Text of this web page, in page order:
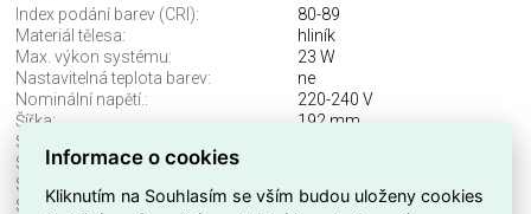
Index podání barev (CRI):
80-89
Materiál tělesa:
hliník
Max. výkon systému:
23 W
Nastavitelná teplota barev:
ne
Nominální napětí.:
220-240 V
Šířka:
192 mm
Stmívatelné:
Stupeň krytí (IP), přední:
Světelný tok:
700 lm
Světelný zdroj:
LED neměnitelný
Informace o cookies
Kliknutím na Souhlasím se vším budou uloženy cookies